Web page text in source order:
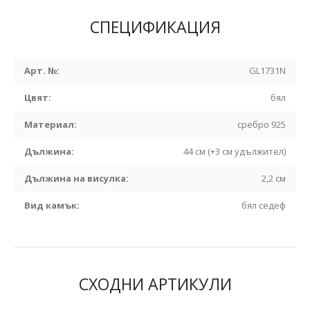
СПЕЦИФИКАЦИЯ
Арт. №: GL1731N
Цвят: бял
Материал: сребро 925
Дължина: 44 см (+3 см удължител)
Дължина на висулка: 2,2 см
Вид камък: бял седеф
СХОДНИ АРТИКУЛИ